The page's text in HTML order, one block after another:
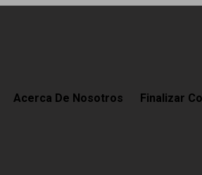
Acerca De Nosotros Finalizar